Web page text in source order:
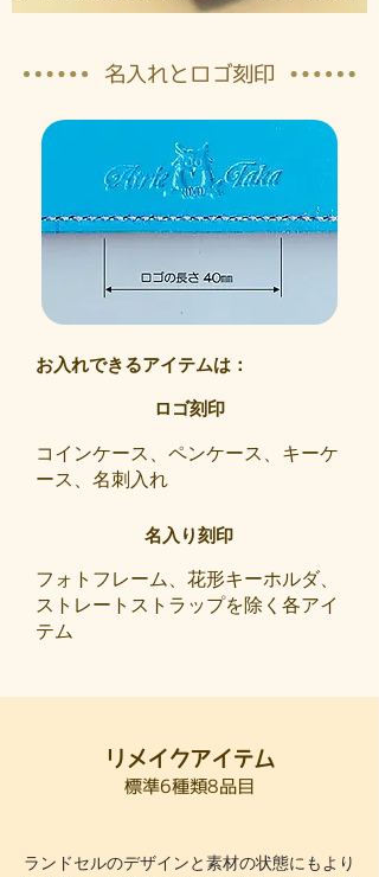
名入れとロゴ刻印
お入れできるアイテムは：
ロゴ刻印
コインケース、ペンケース、キーケ
ース、名刺入れ
名入り刻印
フォトフレーム、花形キーホルダ、
ストレートストラップを除く各アイ
テム
リメイクアイテム
標準6種類8品目
ランドセルのデザインと素材の状態にもより